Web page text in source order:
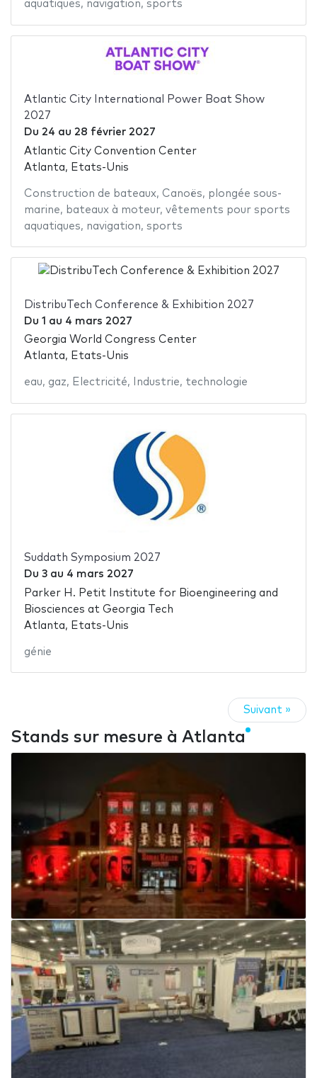
aquatiques, navigation, sports
Atlantic City International Power Boat Show
2027
Du 24 au 28 février 2027
Atlantic City Convention Center
Atlanta, Etats-Unis
Construction de bateaux, Canoës, plongée sous-
marine, bateaux à moteur, vêtements pour sports
aquatiques, navigation, sports
DistribuTech Conference & Exhibition 2027
Du 1 au 4 mars 2027
Georgia World Congress Center
Atlanta, Etats-Unis
eau, gaz, Electricité, Industrie, technologie
Suddath Symposium 2027
Du 3au 4 mars 2027
Parker H. Petit Institute for Bioengineering and
Biosciences at Georgia Tech
Atlanta, Etats-Unis
génie
Suivant »
Stands sur mesure à Atlanta